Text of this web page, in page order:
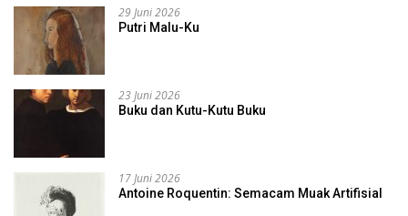
29 Juni 2026
Putri Malu-Ku
23 Juni 2026
Buku dan Kutu-Kutu Buku
17 Juni 2026
Antoine Roquentin: Semacam Muak Artifisial